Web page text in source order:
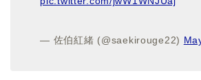
— 佐伯紅緒 (@saekirouge22)